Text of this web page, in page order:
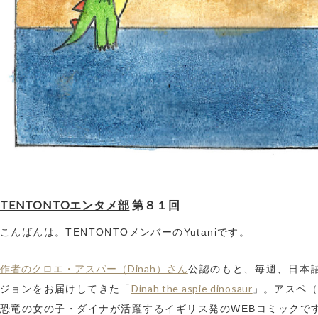
TENTONTOエンタメ部 第８１回
こんばんは。TENTONTOメンバーのYutaniです。
作者のクロエ・アスパー（Dinah）さん公認のもと、毎週、日本
ジョンをお届けしてきた「Dinah the aspie dinosaur 」。アスペ（
恐竜の女の子・ダイナが活躍するイギリス発のWEBコミックで